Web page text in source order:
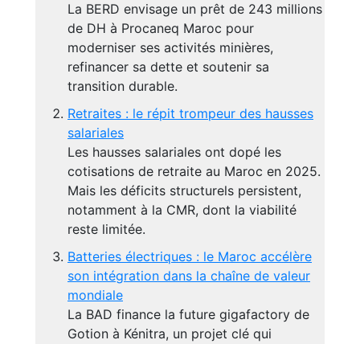
La BERD envisage un prêt de 243 millions
de DH à Procaneq Maroc pour
moderniser ses activités minières,
refinancer sa dette et soutenir sa
transition durable.
Retraites : le répit trompeur des hausses
salariales
Les hausses salariales ont dopé les
cotisations de retraite au Maroc en 2025.
Mais les déficits structurels persistent,
notamment à la CMR, dont la viabilité
reste limitée.
Batteries électriques : le Maroc accélère
son intégration dans la chaîne de valeur
mondiale
La BAD finance la future gigafactory de
Gotion à Kénitra, un projet clé qui